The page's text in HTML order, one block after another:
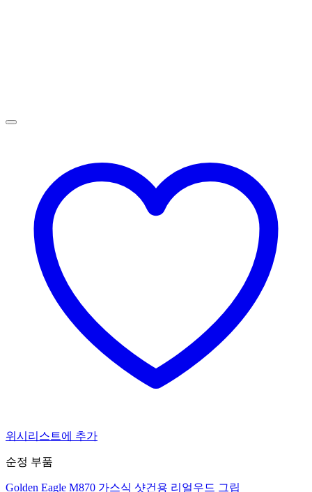
위시리스트에 추가
순정 부품
Golden Eagle M870 가스식 샷건용 리얼우드 그립